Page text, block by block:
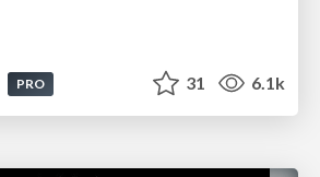
PRO 31 6.1k